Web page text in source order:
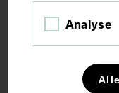
SchlagwörterAnalyse